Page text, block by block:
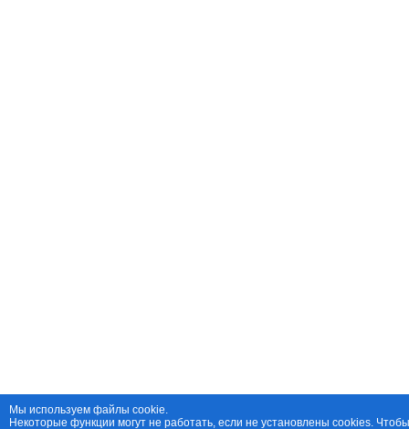
Мы используем файлы cookie.
Некоторые функции могут не работать, если не установлены cookies.